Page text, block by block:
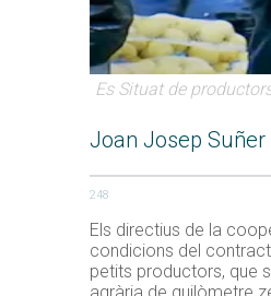
Es Situat de
Joan Josep Suñer
248
Els directius de la
condicions del
petits productors, que